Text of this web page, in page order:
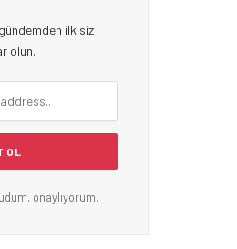
ilk siz
olun.
onaylıyorum.